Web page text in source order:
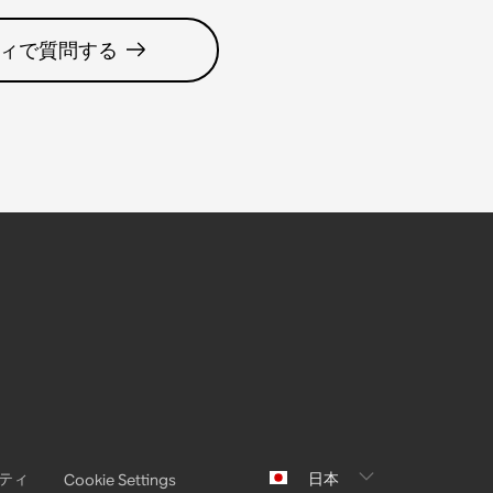
で質問する
ィ Cookie Settings 日本